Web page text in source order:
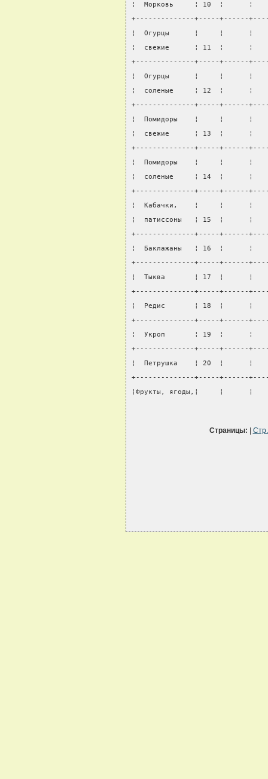
¦  Морковь     ¦ 10  ¦
+--------------+-----+------
¦  Огурцы      ¦     ¦
¦  свежие      ¦ 11  ¦
+--------------+-----+------
¦  Огурцы      ¦     ¦
¦  соленые     ¦ 12  ¦
+--------------+-----+------
¦  Помидоры    ¦     ¦
¦  свежие      ¦ 13  ¦
+--------------+-----+------
¦  Помидоры    ¦     ¦
¦  соленые     ¦ 14  ¦
+--------------+-----+------
¦  Кабачки,    ¦     ¦
¦  патиссоны   ¦ 15  ¦
+--------------+-----+------
¦  Баклажаны   ¦ 16  ¦
+--------------+-----+------
¦  Тыква       ¦ 17  ¦
+--------------+-----+------
¦  Редис       ¦ 18  ¦
+--------------+-----+------
¦  Укроп       ¦ 19  ¦
+--------------+-----+------
¦  Петрушка    ¦ 20  ¦
+--------------+-----+------
¦Фрукты, ягоды,¦     ¦
Страницы: